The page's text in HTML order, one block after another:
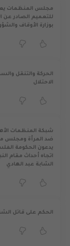
مجلس المنظمات
للتعميم الصادر عن
بوزارة الأوقاف
الحركة والتنقل
الاحتلال
شبكة المنظمات
ضد المرأة ومجلس
يدعون الحكومة
اتجاه أحداث مقام
الشابة عبد الهادي
الحكم على قاتل